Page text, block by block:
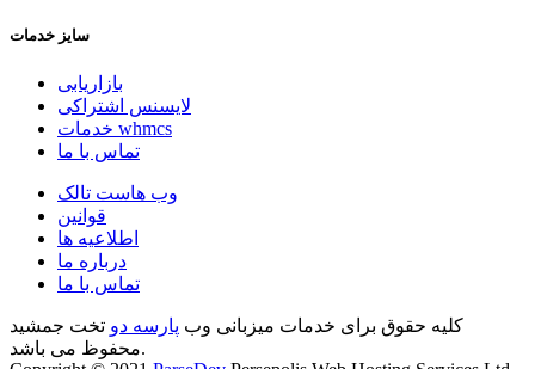
سایز خدمات
بازاریابی
لایسنس اشتراکی
خدمات whmcs
تماس با ما
وب هاست تالک
قوانین
اطلاعیه ها
درباره ما
تماس با ما
کلیه حقوق برای خدمات میزبانی وب پارسه دو تخت جمشید
محفوظ می باشد.